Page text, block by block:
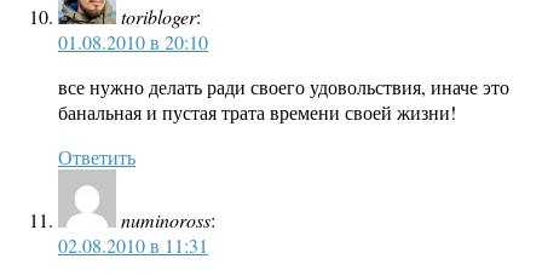
toribloger:
01.08.2010 в 20:10
все нужно делать ради своего удовольствия, иначе это
банальная и пустая трата времени своей жизни!
Ответить
numinoross:
02.08.2010 в 11:31